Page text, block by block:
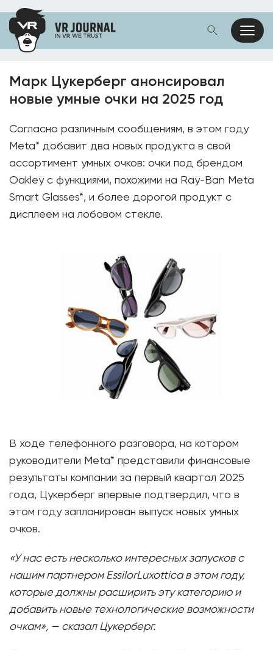
Марк Цукерберг анонсировал
новые умные очки на 2025 год
Согласно различным сообщениям, в этом году
Meta* добавит два новых продукта в свой
ассортимент умных очков: очки под брендом
Oakley с функциями, похожими на Ray-Ban Meta
Smart Glasses*, и более дорогой продукт с
дисплеем на лобовом стекле.
В ходе телефонного разговора, на котором
руководители Meta* представили финансовые
результаты компании за первый квартал 2025
года, Цукерберг впервые подтвердил, что в
этом году запланирован выпуск новых умных
очков.
«У нас есть несколько интересных запусков с
нашим партнером EssilorLuxottica в этом году,
которые должны расширить эту категорию и
добавить новые технологические возможности
очкам», — сказал Цукерберг.